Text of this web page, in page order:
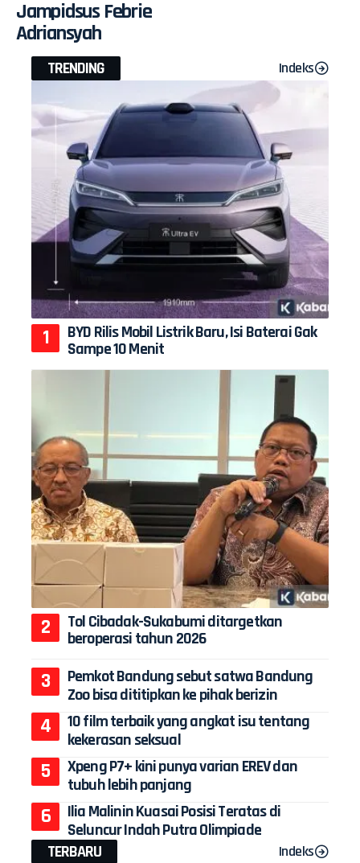
Jampidsus Febrie
Adriansyah
TRENDING Indeks
BYD Rilis Mobil Listrik Baru, Isi Baterai Gak
Sampe 10 Menit
Tol Cibadak-Sukabumi ditargetkan
beroperasi tahun 2026
Pemkot Bandung sebut satwa Bandung
Zoo bisa dititipkan ke pihak berizin
10 film terbaik yang angkat isu tentang
kekerasan seksual
Xpeng P7+ kini punya varian EREV dan
tubuh lebih panjang
Ilia Malinin Kuasai Posisi Teratas di
Seluncur Indah Putra Olimpiade
TERBARU
Indeks